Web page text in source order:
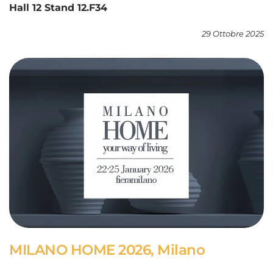
Hall 12 Stand 12.F34
29 Ottobre 2025
MILANO HOME 2026, Milano